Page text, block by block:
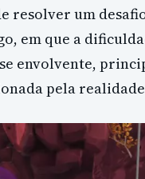
resolver um
em que a
envolvente,
pela